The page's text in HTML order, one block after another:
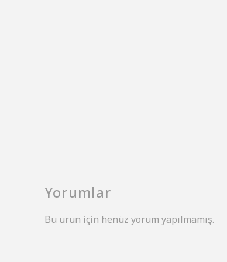
Yorumlar
Bu ürün için henüz yorum yapılmamış.